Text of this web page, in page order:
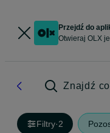
Przejdź do
Otwieraj OLX
Znajdź
Filtry·2